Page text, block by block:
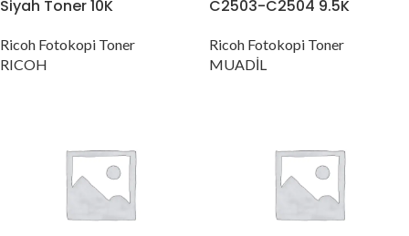
Siyah Toner 10K
Ricoh Fotokopi Toner
RICOH
C2503-C2504 9.5K
Ricoh Fotokopi Toner
MUADİL